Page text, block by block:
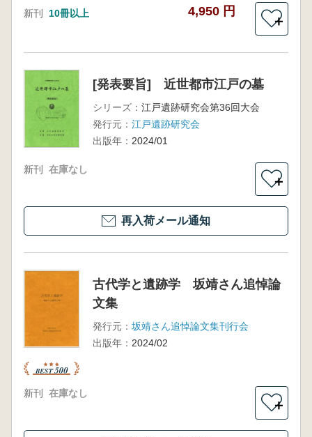
新刊 10冊以上 4,950 円
＋
[発表要旨] 近世都市江戸の墓
シリーズ： 江戸遺跡研究会第36回大会
発行元： 江戸遺跡研究会
出版年： 2024/01
新刊 在庫なし
＋
再入荷メール通知
古代学と遺跡学 坂靖さん追悼論
文集
発行元： 坂靖さん追悼論文集刊行会
出版年： 2024/02
新刊 在庫なし
＋